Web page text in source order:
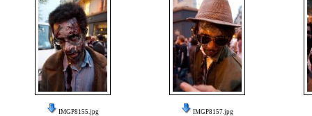
IMGP8155.jpg IMGP8157.jpg